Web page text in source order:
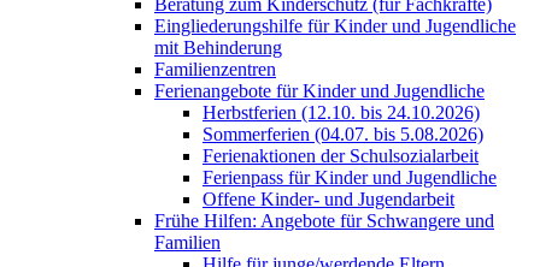
Beratung zum Kinderschutz (für Fachkräfte)
Eingliederungshilfe für Kinder und Jugendliche
mit Behinderung
Familienzentren
Ferienangebote für Kinder und Jugendliche
Herbstferien (12.10. bis 24.10.2026)
Sommerferien (04.07. bis 5.08.2026)
Ferienaktionen der Schulsozialarbeit
Ferienpass für Kinder und Jugendliche
Offene Kinder- und Jugendarbeit
Frühe Hilfen: Angebote für Schwangere und
Familien